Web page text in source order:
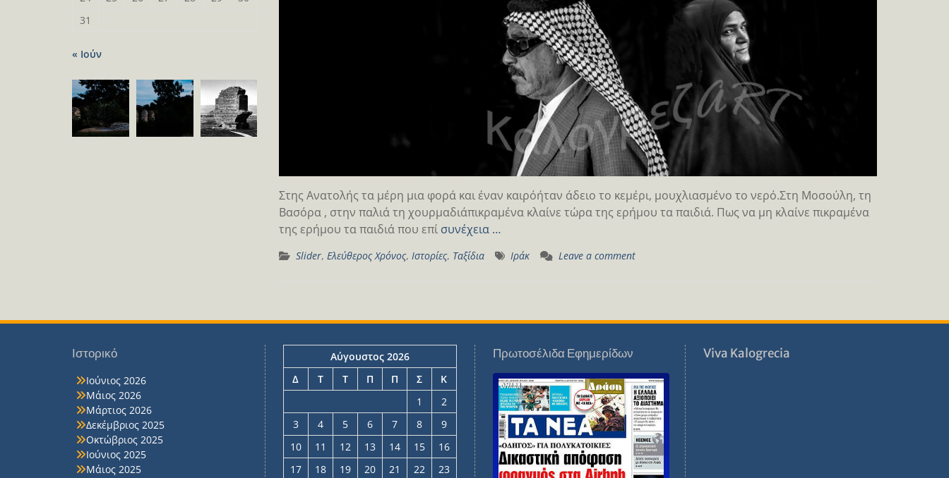
Στης Ανατολής τα μέρη μια φορά και έναν καιρόήταν άδειο το κεμέρι, μουχλιασμένο το νερό.Στη Μοσούλη, τη
Βασόρα , στην παλιά τη χουρμαδιάπικραμένα κλαίνε τώρα της ερήμου τα παιδιά. Πως να μη κλαίνε πικραμένα
της ερήμου τα παιδιά που επί συνέχεια …
Slider, Ελεύθερος Χρόνος, Ιστορίες, Ταξίδια Iράκ Leave a comment
31
« Ιούν
Ιστορικό
Ιούνιος 2026
Μάιος 2026
Μάρτιος 2026
Δεκέμβριος 2025
Οκτώβριος 2025
Ιούνιος 2025
Μάιος 2025
Αύγουστος 2026
Δ
Τ Τ Π Π Σ
Κ
1
2
3
4 5 6 7 8
9
10
11 12 13 14 15
16
17
18 19 20 21 22
23
Πρωτοσέλιδα Εφημερίδων Viva Kalogrecia